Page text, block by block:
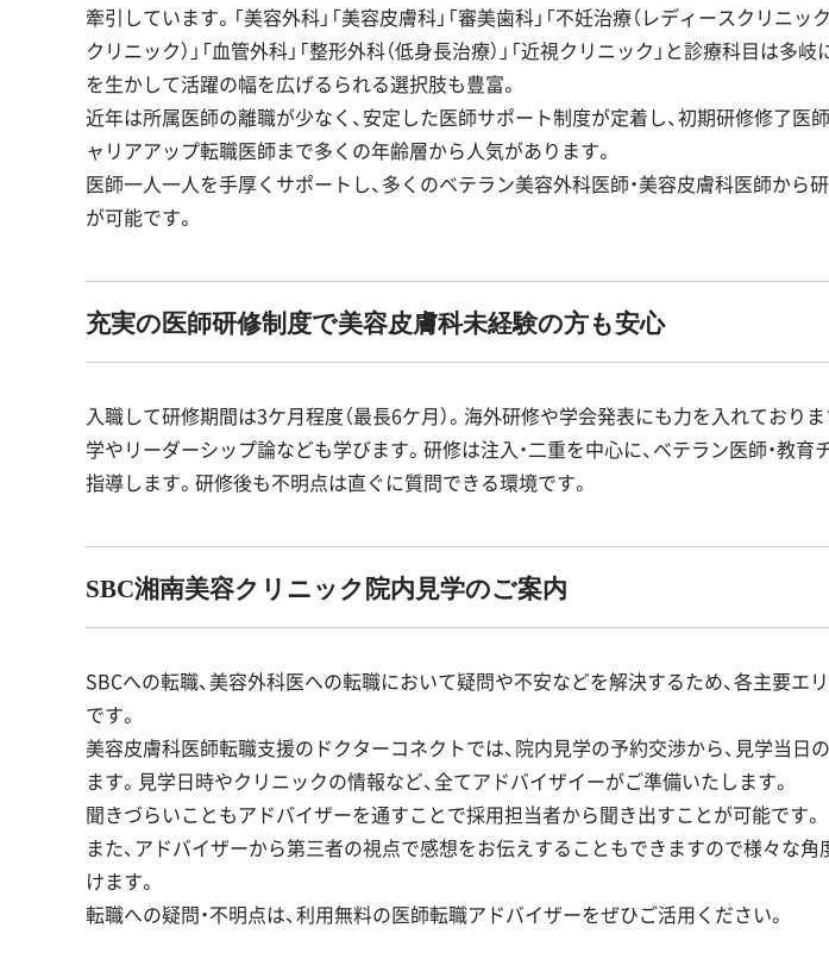
牽引しています。「美容外科」「美容皮膚科」「審美歯科」「不妊治療（レディースクリニック
クリニック）」「血管外科」「整形外科（低身長治療）」「近視クリニック」と診療科目は多
を生かして活躍の幅を広げるられる選択肢も豊富。
近年は所属医師の離職が少なく、安定した医師サポート制度が定着し、初期研修修了医
ャリアアップ転職医師まで多くの年齢層から人気があります。
医師一人一人を手厚くサポートし、多くのベテラン美容外科医師・美容皮膚科医師から
が可能です。
充実の医師研修制度で美容皮膚科未経験の方も安心
入職して研修期間は3ケ月程度（最長6ケ月）。海外研修や学会発表にも力を入れており
学やリーダーシップ論なども学びます。研修は注入・二重を中心に、ベテラン医師・教育
指導します。研修後も不明点は直ぐに質問できる環境です。
SBC湘南美容クリニック院内見学のご案内
SBCへの転職、美容外科医への転職において疑問や不安などを解決するため、各主要エ
です。
美容皮膚科医師転職支援のドクターコネクトでは、院内見学の予約交渉から、見学当日
ます。見学日時やクリニックの情報など、全てアドバイザイーがご準備いたします。
聞きづらいこともアドバイザーを通すことで採用担当者から聞き出すことが可能です。
また、アドバイザーから第三者の視点で感想をお伝えすることもできますので様々な
けます。
転職への疑問・不明点は、利用無料の医師転職アドバイザーをぜひご活用ください。